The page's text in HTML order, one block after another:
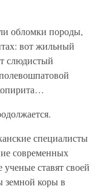
обломки породы,
вот жильный
слюдистый
специалисты
современных
ставят своей
земной коры в